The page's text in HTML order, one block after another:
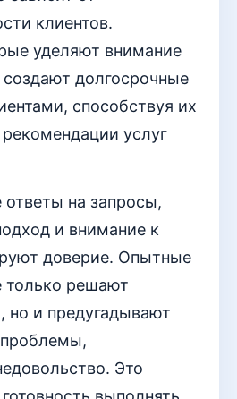
клиентов.
уделяют внимание
долгосрочные
способствуя их
услуг
на запросы,
и внимание к
доверие. Опытные
только решают
но и предугадывают
Это